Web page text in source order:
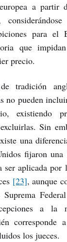
a partir
para el
que
precio.
tradición
no pueden
existiendo
Sin
una
fijaron una
ser aplicada
[23], aunque
a la
corresponde
los jueces.